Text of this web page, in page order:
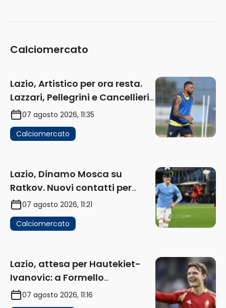
Calciomercato
Lazio, Artistico per ora resta.
Lazzari, Pellegrini e Cancellieri
in uscita
07 agosto 2026, 11:35
Calciomercato
Lazio, Dinamo Mosca su
Ratkov. Nuovi contatti per
Pinamonti
07 agosto 2026, 11:21
Calciomercato
Lazio, attesa per Hautekiet-
Ivanovic: a Formello
attendono risposte
07 agosto 2026, 11:16